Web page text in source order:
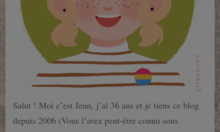
Salut ! Moi c’est Jenn, j’ai 36 ans et je tiens ce blog
depuis 2006 (Vous l’avez peut-être connu sous